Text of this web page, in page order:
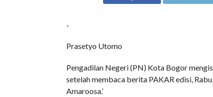
Prasetyo Utomo
Pengadilan Negeri (PN) Kota Bogor
setelah membaca berita PAKAR edisi,
Amaroosa.’